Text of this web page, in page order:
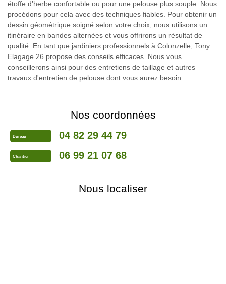
étoffe d’herbe confortable ou pour une pelouse plus souple. Nous
procédons pour cela avec des techniques fiables. Pour obtenir un
dessin géométrique soigné selon votre choix, nous utilisons un
itinéraire en bandes alternées et vous offrirons un résultat de
qualité. En tant que jardiniers professionnels à Colonzelle, Tony
Elagage 26 propose des conseils efficaces. Nous vous
conseillerons ainsi pour des entretiens de taillage et autres
travaux d'entretien de pelouse dont vous aurez besoin.
Nos coordonnées
Bureau 04 82 29 44 79
Chantier 06 99 21 07 68
Nous localiser